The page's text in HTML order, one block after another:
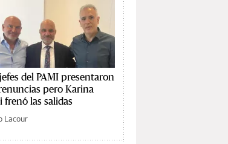
del PAMI presentaron
pero Karina
frenó las salidas
Lacour